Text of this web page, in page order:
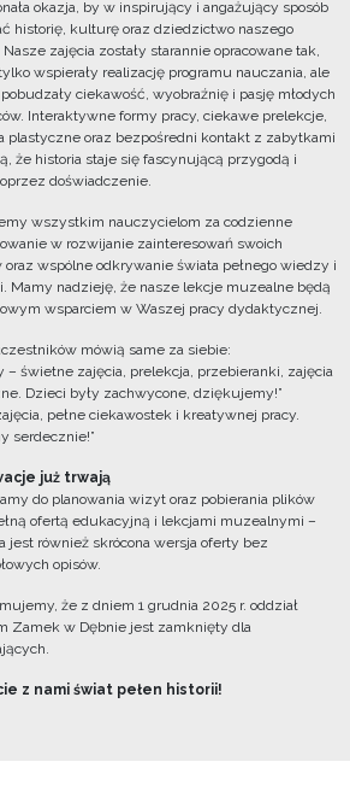
okazja, by w inspirujący i angażujący sposób
historię, kulturę oraz dziedzictwo naszego
zajęcia zostały starannie opracowane tak,
wspierały realizację programu nauczania, ale
ciekawość, wyobraźnię i pasję młodych
Interaktywne formy pracy, ciekawe prelekcje,
plastyczne oraz bezpośredni kontakt z zabytkami
że historia staje się fascynującą przygodą i
doświadczenie.
wszystkim nauczycielom za codzienne
w rozwijanie zainteresowań swoich
oraz wspólne odkrywanie świata pełnego wiedzy i
Mamy nadzieję, że nasze lekcje muzealne będą
wsparciem w Waszej pracy dydaktycznej.
mówią same za siebie:
– świetne zajęcia, prelekcja, przebieranki, zajęcia
Dzieci były zachwycone, dziękujemy!”
pełne ciekawostek i kreatywnej pracy.
serdecznie!”
już trwają
do planowania wizyt oraz pobierania plików
ofertą edukacyjną i lekcjami muzealnymi –
jest również skrócona wersja oferty bez
opisów.
że z dniem 1 grudnia 2025 r. oddział
Zamek w Dębnie jest zamknięty dla
z nami świat pełen historii!